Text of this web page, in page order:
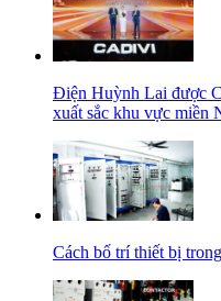
Điện Huỳnh Lai được
xuất sắc khu vực miền
Cách bố trí thiết bị